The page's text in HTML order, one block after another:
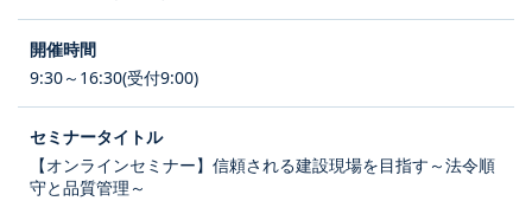
9:30～16:30(受付9:00)
【オンラインセミナー】信頼される建設現場を目指す～法令順
守と品質管理～